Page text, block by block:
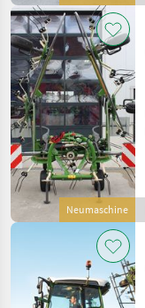
Neumaschine